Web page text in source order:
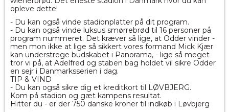
opleve dette!
- Du kan også vinde stadionplatter på dit program.
- Du kan også vinde luksus smørrebrød til 16 personer på
program nummeret. Det kræver så lige, at Odder vinder -
men mon ikke at lige så sikkert vores formand Mick Kjær
kan understrege budskabet i Panorama, - lige så meget
tror vi på, at Adelfred og staben bag holdet vil sikre Odder
en sejr i Danmarksserien i dag.
TIP & VIND
- Du kan også sikre dig et kreditkort til LØVBJERG.
Kom på stadion og gæt kampens resultat.
Hitter du - er der 750 danske kroner til indkøb i Løvbjerg